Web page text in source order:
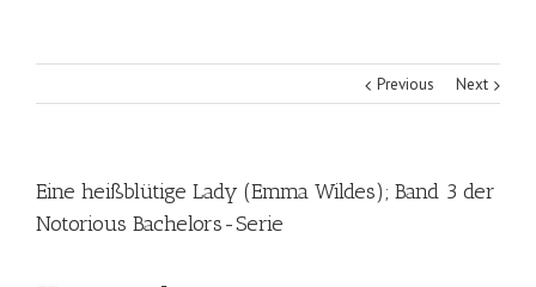
Previous Next
Eine heißblütige Lady (Emma Wildes); Band 3 der
Notorious Bachelors-Serie